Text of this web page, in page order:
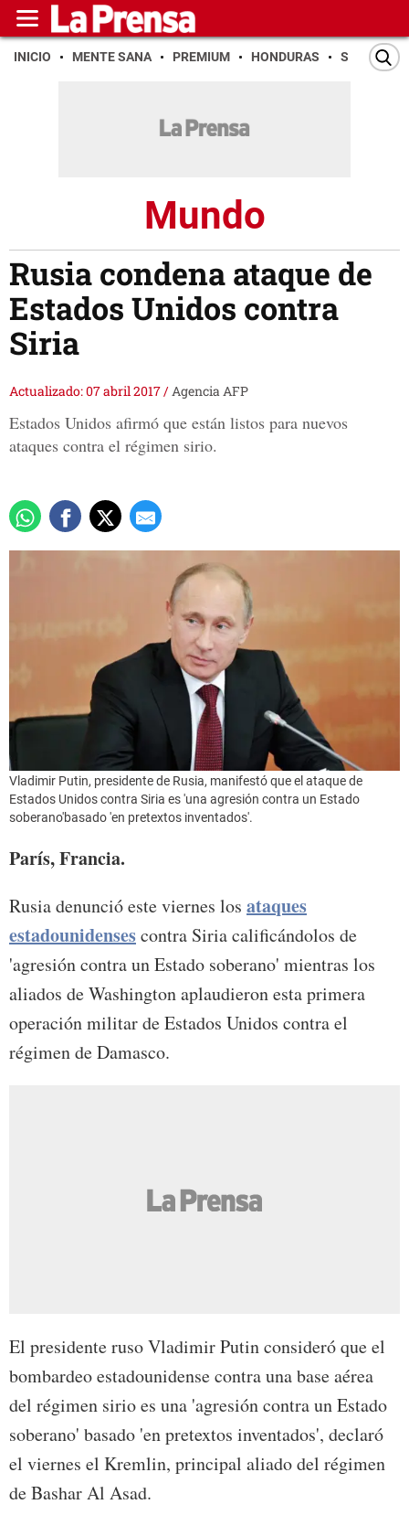
INICIO MENTE SANA PREMIUM HONDURAS SAN PEDRO
Mundo
Rusia condena ataque de
Estados Unidos contra
Siria
Actualizado: 07 abril 2017/Agencia AFP
Estados Unidos afirmó que están listos para nuevos
ataques contra el régimen sirio.
Vladimir Putin, presidente de Rusia, manifestó que el ataque de
Estados Unidos contra Siria es 'una agresión contra un Estado
soberano'basado 'en pretextos inventados'.
París, Francia.
Rusiadenunció este viernes los ataques
estadounidensescontra Siria calificándolos de
'agresión contra un Estado soberano' mientras los
aliados de Washington aplaudieron esta primera
operación militar de Estados Unidos contra el
régimen de Damasco.
El presidente ruso Vladimir Putin consideró que el
bombardeo estadounidense contra una base aérea
del régimen sirio es una 'agresión contra un Estado
soberano' basado 'en pretextos inventados', declaró
el viernes el Kremlin, principal aliado del régimen
de Bashar Al Asad.